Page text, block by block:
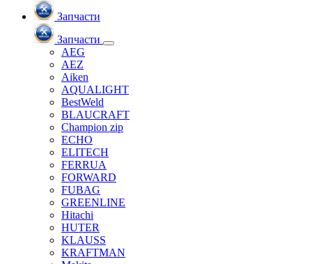
Запчасти
Запчасти
AEG
AEZ
Aiken
AQUALIGHT
BestWeld
BLAUCRAFT
Champion zip
ECHO
ELITECH
FERRUA
FORWARD
FUBAG
GREENLINE
Hitachi
HUTER
KLAUSS
KRAFTMAN